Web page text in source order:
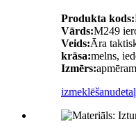
Produkta kods:
Vārds:M249
Veids:Āra
krāsa:melns,
Izmērs:
izmeklēšanu